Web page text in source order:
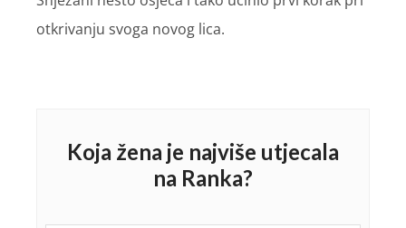
otkrivanju svoga novog lica.
Koja žena je najviše utjecala
na Ranka?